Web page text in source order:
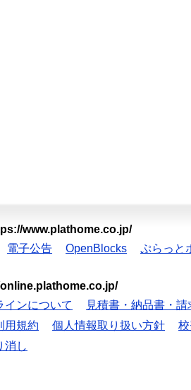
www.plathome.co.jp/
電子公告 OpenBlocks ぷらっと
インについて 見積書・納品書・
用規約 個人情報取り扱い方針
消し